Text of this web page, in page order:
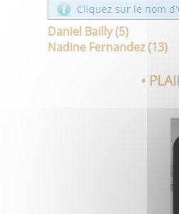
Cliquez sur le nom
Daniel Bailly (5)
Nadine Fernandez (13)
•